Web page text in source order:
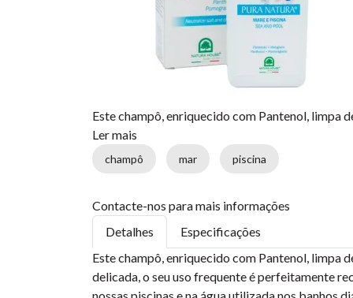
Este champô, enriquecido com Pantenol, limpa
Ler mais
champô mar piscina
Contacte-nos para mais informações
Detalhes
Especificações
Este champô, enriquecido com Pantenol, limpa
delicada, o seu uso frequente é perfeitamente